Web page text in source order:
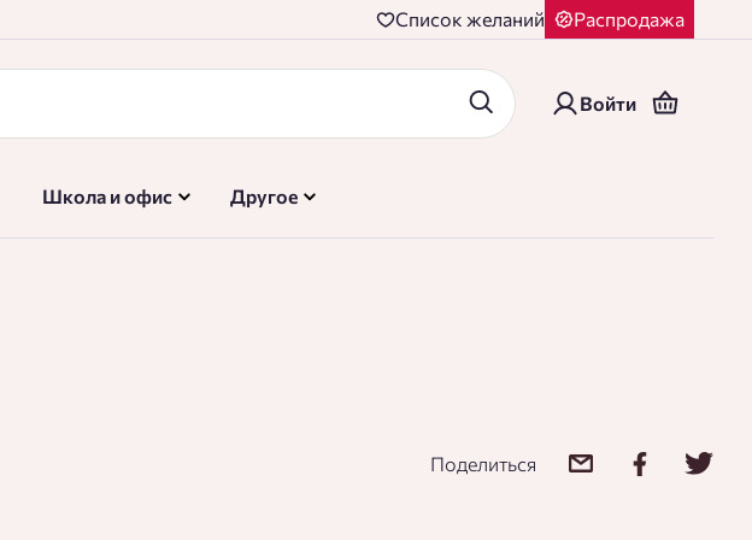
Cписок желаний Распродажа
Войти
Школа и офис Другое
Поделиться